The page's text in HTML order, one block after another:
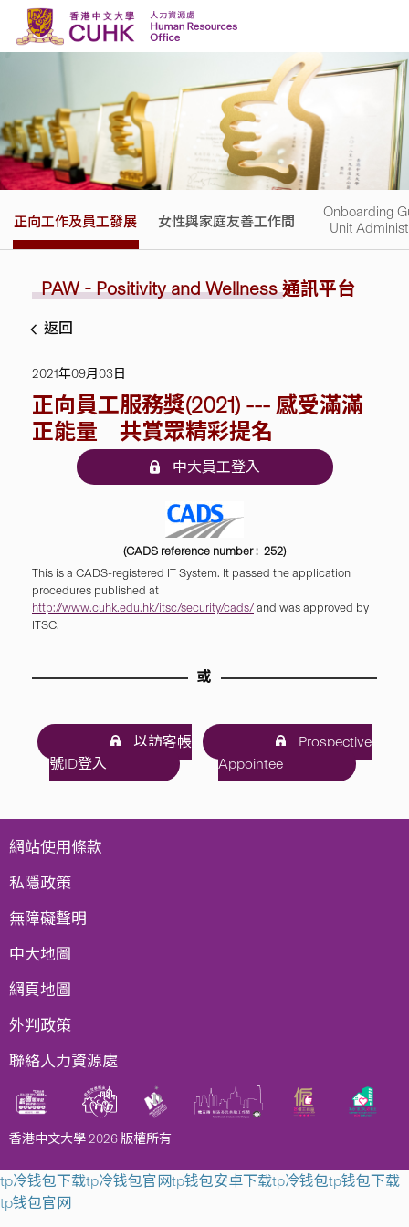
Skip to content
正向工作及員工發展 女性與家庭友善工作間
Onboarding
Unit
PAW - Positivity and Wellness通訊平台
返回
2021年09月03日
正向員工服務獎(2021) --- 感受滿滿
正能量 共賞眾精彩提名
中大員工登入
(CADS reference number : 252)
This is a CADS-registered IT System. It passed the application
procedures published at
http://www.cuhk.edu.hk/itsc/security/cads/ and was approved by
ITSC.
或
以訪客帳
號ID登入
Prospective
Appointee
網站使用條款
私隱政策
無障礙聲明
中大地圖
網頁地圖
外判政策
聯絡人力資源處
香港中文大學 2026 版權所有
tp冷钱包下载tp冷钱包官网tp钱包安卓下载tp冷钱包tp钱包下载
tp钱包官网